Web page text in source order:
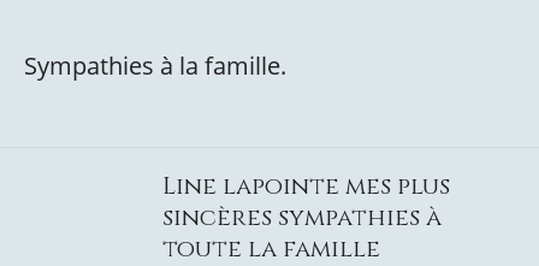
Sympathies à la famille.
Line lapointe mes plus
sincères sympathies à
toute la famille